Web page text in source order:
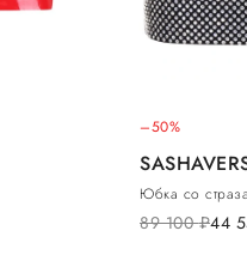
–50%
Юбка со
89 100руб.44